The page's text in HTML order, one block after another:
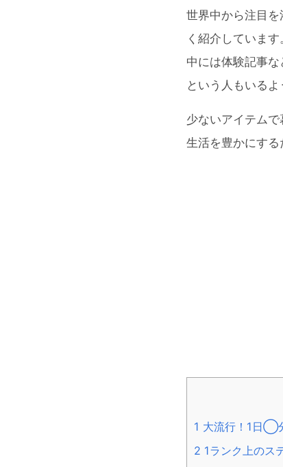
世界中から注目
く紹介しています
中には体験記事
という人もいるよ
少ないアイテムで
生活を豊かにする
1 大流行！1日◯
2 1ランク上のス